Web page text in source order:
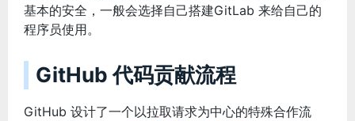
基本的安全，一般会选择自己搭建GitLab 来给自己的
程序员使用。
GitHub 代码贡献流程
GitHub 设计了一个以拉取请求为中心的特殊合作流